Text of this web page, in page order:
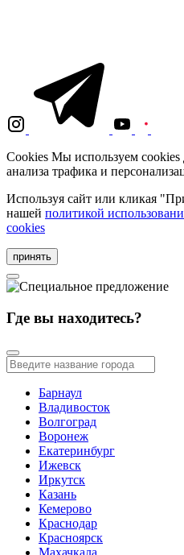
Cookies Мы используем cookies
анализа трафика и
Используя сайт или кликая
нашей политикой
cookies
принять
Где вы находитесь?
Барнаул
Владивосток
Волгоград
Воронеж
Екатеринбург
Ижевск
Иркутск
Казань
Кемерово
Краснодар
Красноярск